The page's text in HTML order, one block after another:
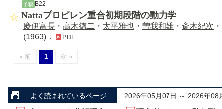
予稿 B22
Nattaプロピレン重合初期段階の動力学
慶伊富長 ・ 高木徳二 ・ 太平雅也 ・ 曽我和雄 ・ 斎木紀次 ・
(1963)．
PDF
« 前 1 次 »
よく読まれているページ 2026年05月07日 ～ 2026年08